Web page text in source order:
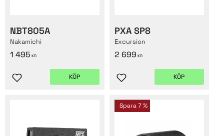
NBT805A
Nakamichi
1 495 KR
Lägg till i favoriter
KÖP
PXA SP8
Excursion
2 699 KR
Lägg till i favoriter
KÖP
Spara7 %